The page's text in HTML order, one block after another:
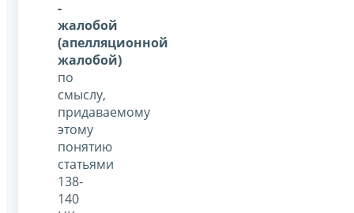
-
жалобой
(апелляционной
жалобой)
по
смыслу,
придаваемому
этому
понятию
статьями
138-
140